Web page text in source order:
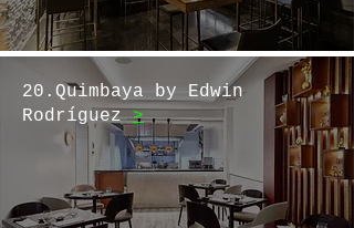
20.Quimbaya by Edwin
Rodríguez>